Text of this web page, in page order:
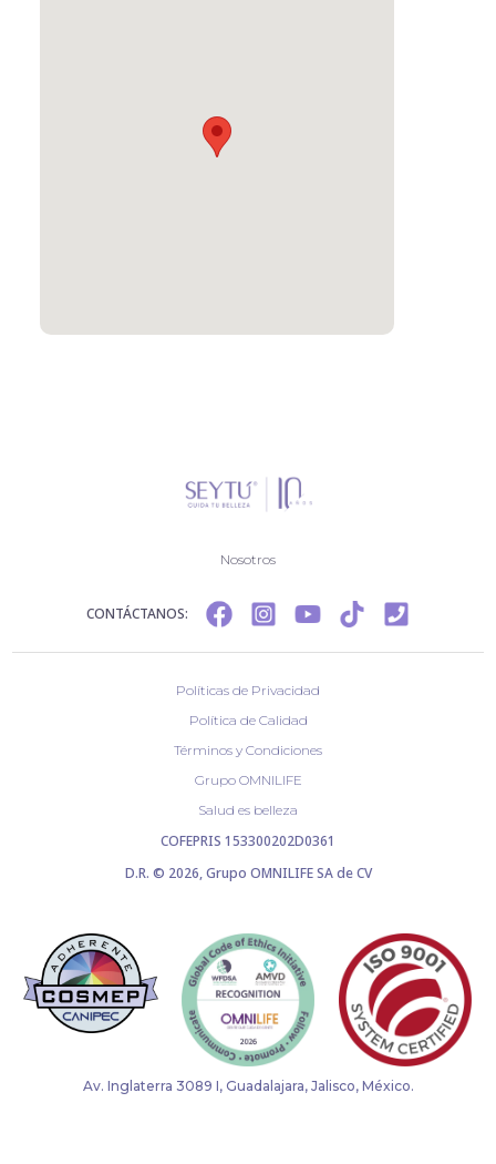
Nosotros
CONTÁCTANOS:
Políticas de Privacidad
Política de Calidad
Términos y Condiciones
Grupo OMNILIFE
Salud es belleza
COFEPRIS 153300202D0361
D.R. © 2026, Grupo OMNILIFE SA de CV
Av. Inglaterra 3089 I, Guadalajara, Jalisco, México.